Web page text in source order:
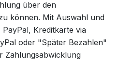
über den
können. Mit Auswahl und
Kreditkarte via
oder "Später Bezahlen"
Zahlungsabwicklung